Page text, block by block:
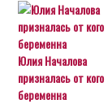
Юлия Началова
призналась от кого
беременна